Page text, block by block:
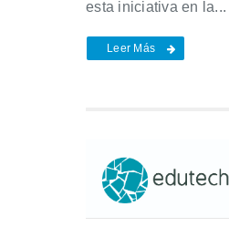
esta iniciativa en la...
Leer Más